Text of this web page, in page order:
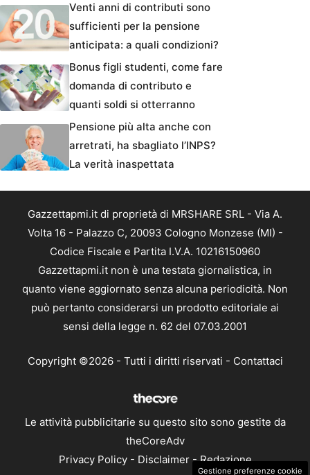
Venti anni di contributi sono
sufficienti per la pensione
anticipata: a quali condizioni?
Bonus figli studenti, come fare
domanda di contributo e
quanti soldi si otterranno
Pensione più alta anche con
arretrati, ha sbagliato l’INPS?
La verità inaspettata
Gazzettapmi.it di proprietà di MRSHARE SRL - Via A.
Volta 16 - Palazzo C, 20093 Cologno Monzese (MI) -
Codice Fiscale e Partita I.V.A. 10216150960
Gazzettapmi.it non è una testata giornalistica, in
quanto viene aggiornato senza alcuna periodicità. Non
può pertanto considerarsi un prodotto editoriale ai
sensi della legge n. 62 del 07.03.2001
Copyright ©2026 - Tutti i diritti riservati - Contattaci
Le attività pubblicitarie su questo sito sono gestite da
theCoreAdv
Privacy Policy- Disclaimer-Redazione
Gestione preferenze cookie